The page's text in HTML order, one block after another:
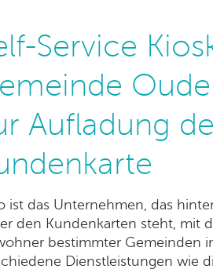
Service
Aufladung
ist das Unternehmen, das
den Kundenkarten steht, mit
bestimmter Gemeinden
Dienstleistungen wie